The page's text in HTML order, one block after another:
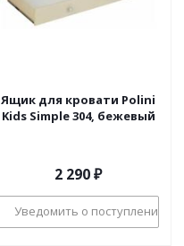
Ящик для кровати Polini
Kids Simple 304, бежевый
2 290₽
Уведомить о поступлении